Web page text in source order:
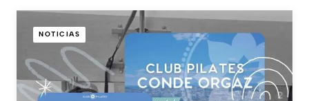
NOTICIAS